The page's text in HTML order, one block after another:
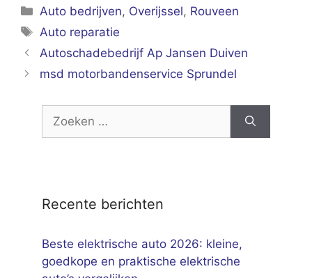
Categorieën
Auto bedrijven, Overijssel, Rouveen
Tags
Auto reparatie
Autoschadebedrijf Ap Jansen Duiven
msd motorbandenservice Sprundel
naar:
Recente berichten
Beste elektrische auto 2026: kleine,
goedkope en praktische elektrische